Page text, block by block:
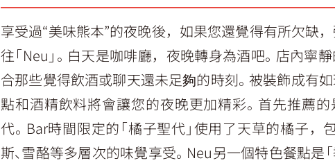
享受過“美味熊本”的夜晚後，如果您還覺得有所欠缺
往「Neu」。白天是咖啡廳，夜晚轉身為酒吧。店內寧
合那些覺得飲酒或聊天還未足夠的時刻。被裝飾成有
點和酒精飲料將會讓您的夜晚更加精彩。首先推薦
代。Bar時間限定的「橘子聖代」使用了天草的橘子，
斯、雪酪等多層次的味覺享受。Neu另一個特色餐點是